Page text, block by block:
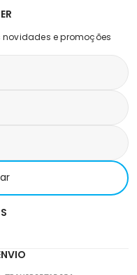
e promoções